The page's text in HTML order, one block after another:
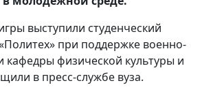
выступили студенческий
при поддержке военно-
кафедры физической культуры и
в пресс-службе вуза.